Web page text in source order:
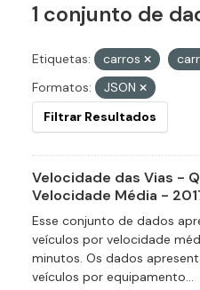
1 conjunto de
Etiquetas: carros
Formatos:
JSON
Filtrar Resultados
Velocidade das Vias -
Velocidade Média -
Esse conjunto de dados
veículos por velocidade
minutos. Os dados
veículos por equipamento...